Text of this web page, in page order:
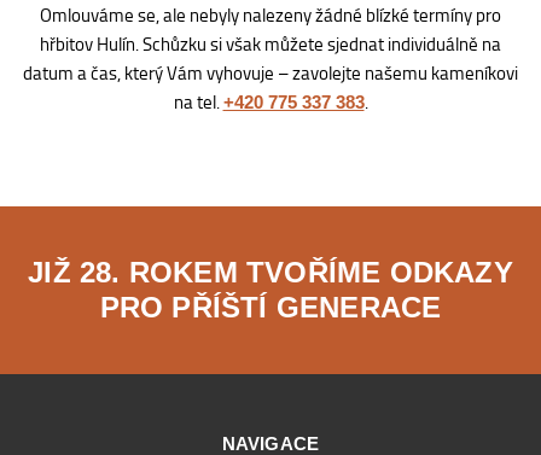
Omlouváme se, ale nebyly nalezeny žádné blízké termíny pro
hřbitov Hulín. Schůzku si však můžete sjednat individuálně na
datum a čas, který Vám vyhovuje – zavolejte našemu kameníkovi
na tel.+420 775 337 383.
JIŽ 28. ROKEM TVOŘÍME ODKAZY
PRO PŘÍŠTÍ GENERACE
NAVIGACE